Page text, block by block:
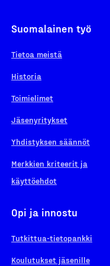
Suomalainen työ
Tietoa meistä
Historia
Toimielimet
Jäsenyritykset
Yhdistyksen säännöt
Merkkien kriteerit ja
käyttöehdot
Opi ja innostu
Tutkittua-tietopankki
Koulutukset jäsenille